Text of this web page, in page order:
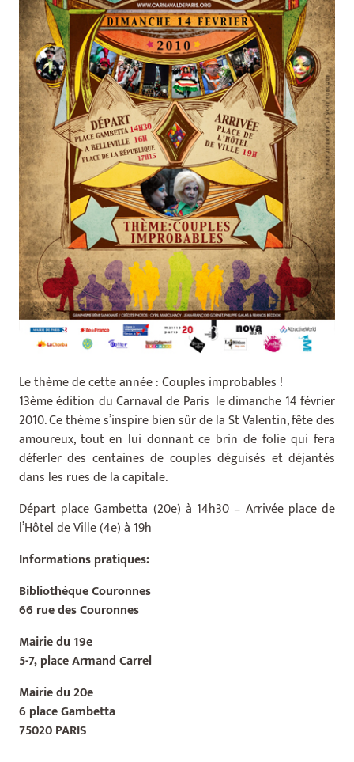
Le thème de cette année : Couples improbables !
13ème édition du Carnaval de Paris le dimanche 14 février
2010. Ce thème s’inspire bien sûr de la St Valentin, fête des
amoureux, tout en lui donnant ce brin de folie qui fera
déferler des centaines de couples déguisés et déjantés
dans les rues de la capitale.
Départ place Gambetta (20e) à 14h30 – Arrivée place de
l’Hôtel de Ville (4e) à 19h
Informations pratiques:
Bibliothèque Couronnes
66 rue des Couronnes
Mairie du 19e
5-7, place Armand Carrel
Mairie du 20e
6 place Gambetta
75020 PARIS